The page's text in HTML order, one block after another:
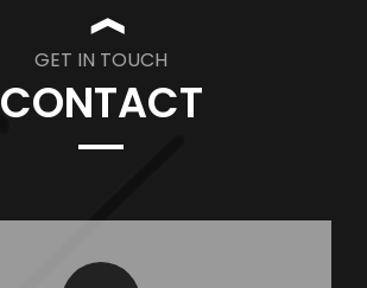
❱
GET IN TOUCH
CONTACT